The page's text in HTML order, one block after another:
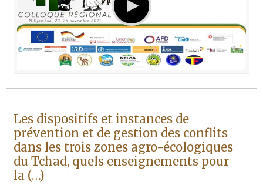
Les dispositifs et instances de
prévention et de gestion des conflits
dans les trois zones agro-écologiques
du Tchad, quels enseignements pour
la (…)